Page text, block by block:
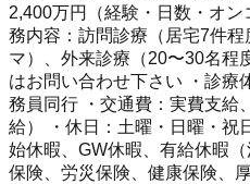
2,400万円（経験・日数・オ
務内容：訪問診療（居宅7件
マ）、外来診療（20〜30名程
はお問い合わせ下さい ・診療
務員同行 ・交通費：実費支給
給） ・休日：土曜・日曜・祝
始休暇、GW休暇、有給休暇
保険、労災保険、健康保険、